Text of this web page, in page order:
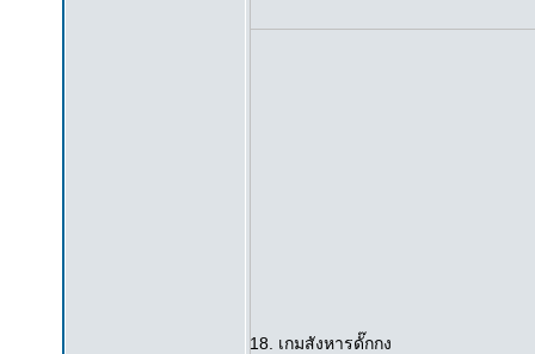
18. เกมสังหารดั๊กกง